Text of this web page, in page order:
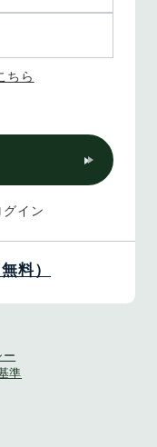
ちら
グイン
料）
ー
準